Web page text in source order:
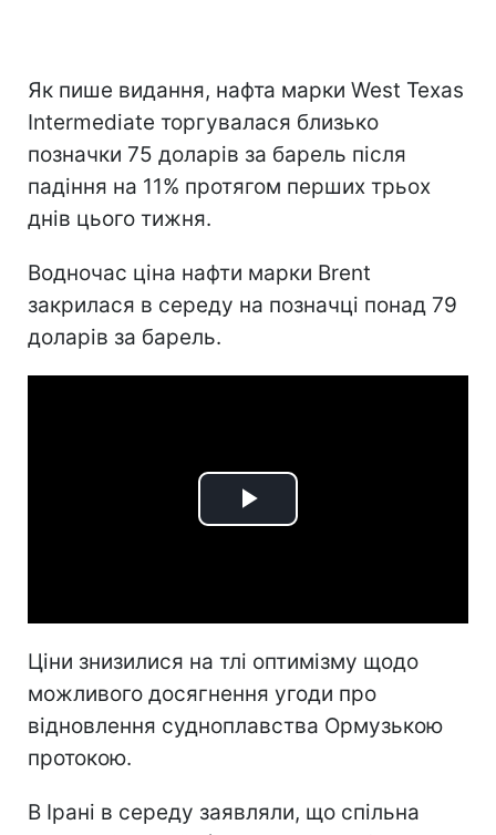
Як пише видання, нафта марки West Texas
Intermediate торгувалася близько
позначки 75 доларів за барель після
падіння на 11% протягом перших трьох
днів цього тижня.
Водночас ціна нафти марки Brent
закрилася в середу на позначці понад 79
доларів за барель.
Play
Ціни знизилися на тлі оптимізму щодо
можливого досягнення угоди про
відновлення судноплавства Ормузькою
протокою.
В Ірані в середу заявляли, що спільна